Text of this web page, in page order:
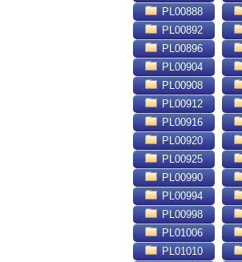
PL00888
PL00892
PL00896
PL00904
PL00908
PL00912
PL00916
PL00920
PL00925
PL00990
PL00994
PL00998
PL01006
PL01010